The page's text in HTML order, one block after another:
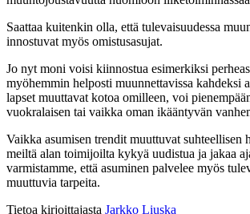
Saattaa kuitenkin olla, että tulevaisuudessa
innostuvat myös omistusasujat.
Jo nyt moni voisi kiinnostua esimerkiksi
myöhemmin helposti muunnettavissa kahdeksi
lapset muuttavat kotoa omilleen, voi
vuokralaisen tai vaikka oman ikääntyvän
Vaikka asumisen trendit muuttuvat suhteellisen
meiltä alan toimijoilta kykyä uudistua ja jakaa
varmistamme, että asuminen palvelee myös
muuttuvia tarpeita.
Tietoa kirjoittajasta Jarkko Liuska